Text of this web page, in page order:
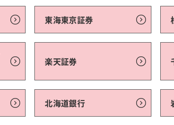
東海東京証券
楽天証券
北海道銀行